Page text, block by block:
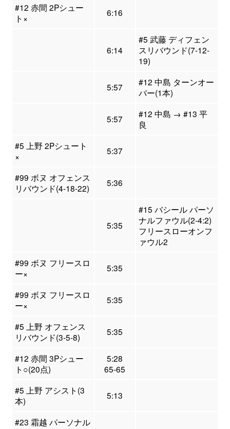
#12 赤間 2Pシュー
ト×
6:16
6:14
#5 武藤 ディフェン
スリバウンド(7-12-
19)
5:57
#12 中島 ターンオー
バー(1本)
5:57
#12 中島 → #13 平
良
#5 上野 2Pシュート
×
5:37
#99 ボヌ オフェンス
リバウンド(4-18-22)
5:36
5:35
#15 バシール パーソ
ナルファウル(2-4:2)
フリースローオンフ
ァウル2
#99 ボヌ フリースロ
ー×
5:35
#99 ボヌ フリースロ
ー×
5:35
#5 上野 オフェンス
リバウンド(3-5-8)
5:35
#12 赤間 3Pシュー
ト○(20点)
5:28
65-65
#5 上野 アシスト(3
本)
5:13
#23 霜越 パーソナル